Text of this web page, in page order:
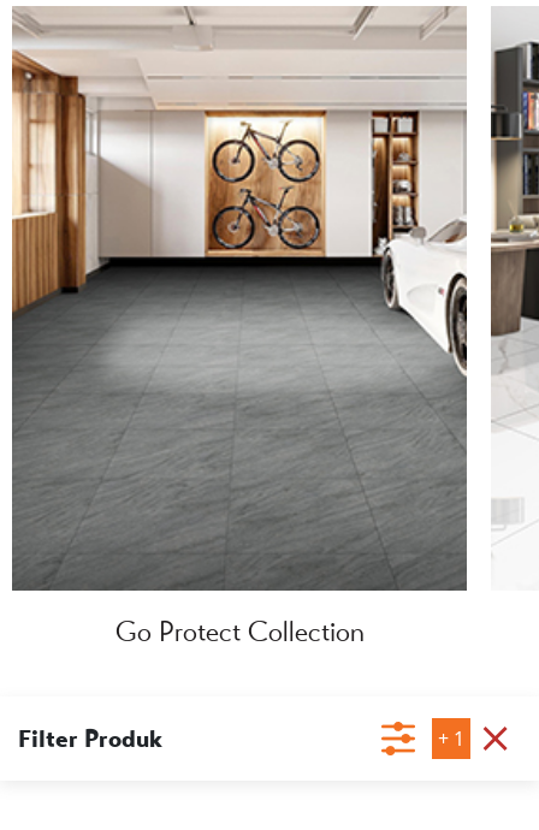
Go Protect Collection
Filter Produk + 1